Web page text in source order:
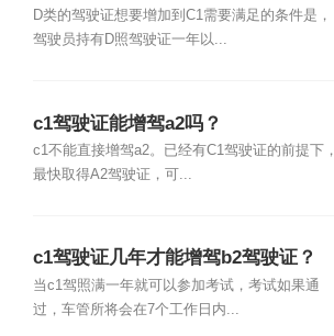
D类的驾驶证想要增加到C1需要满足的条件是，
驾驶员持有D照驾驶证一年以...
c1驾驶证能增驾a2吗？
c1不能直接增驾a2。已经有C1驾驶证的前提下，
最快取得A2驾驶证，可...
c1驾驶证几年才能增驾b2驾驶证？
当c1驾照满一年就可以参加考试，考试如果通
过，车管所将会在7个工作日内...